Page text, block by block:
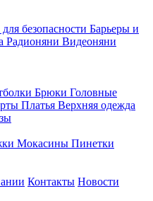
безопасности Барьеры и
Радионяни Видеоняни
Брюки Головные
Платья Верхняя одежда
Мокасины Пинетки
Контакты Новости